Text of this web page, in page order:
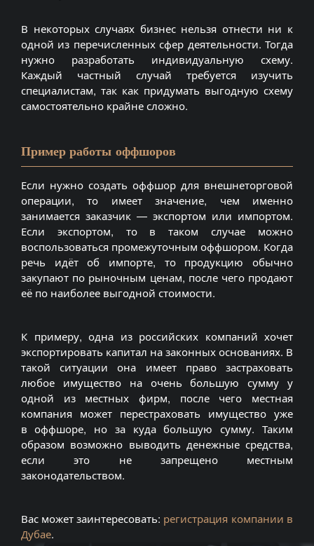
В некоторых случаях бизнес нельзя отнести ни к
одной из перечисленных сфер деятельности. Тогда
нужно разработать индивидуальную схему.
Каждый частный случай требуется изучить
специалистам, так как придумать выгодную схему
самостоятельно крайне сложно.
Пример работы оффшоров
Если нужно создать оффшор для внешнеторговой
операции, то имеет значение, чем именно
занимается заказчик — экспортом или импортом.
Если экспортом, то в таком случае можно
воспользоваться промежуточным оффшором. Когда
речь идёт об импорте, то продукцию обычно
закупают по рыночным ценам, после чего продают
её по наиболее выгодной стоимости.
К примеру, одна из российских компаний хочет
экспортировать капитал на законных основаниях. В
такой ситуации она имеет право застраховать
любое имущество на очень большую сумму у
одной из местных фирм, после чего местная
компания может перестраховать имущество уже
в оффшоре, но за куда большую сумму. Таким
образом возможно выводить денежные средства,
если это не запрещено местным
законодательством.
Вас может заинтересовать: регистрация компании в
Дубае.